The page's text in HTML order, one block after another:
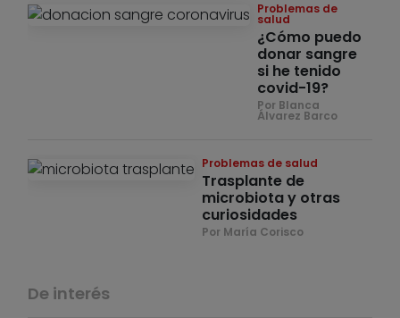
Problemas de
salud
¿Cómo puedo
donar sangre
si he tenido
covid-19?
Por Blanca
Álvarez Barco
Problemas de salud
Trasplante de
microbiota y otras
curiosidades
Por María Corisco
De interés